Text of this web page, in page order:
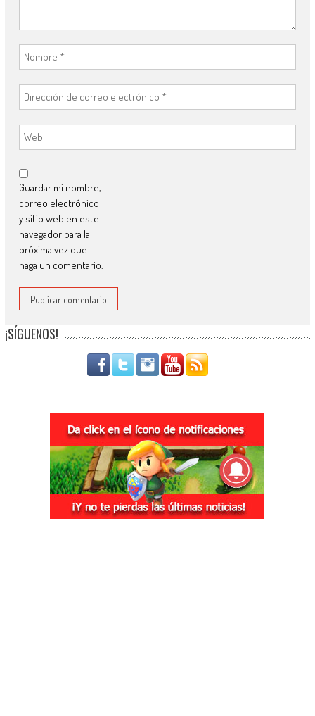
Guardar mi nombre,
correo electrónico
y sitio web en este
navegador para la
próxima vez que
haga un comentario.
¡SÍGUENOS!